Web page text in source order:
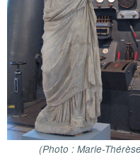
(Photo : Marie-